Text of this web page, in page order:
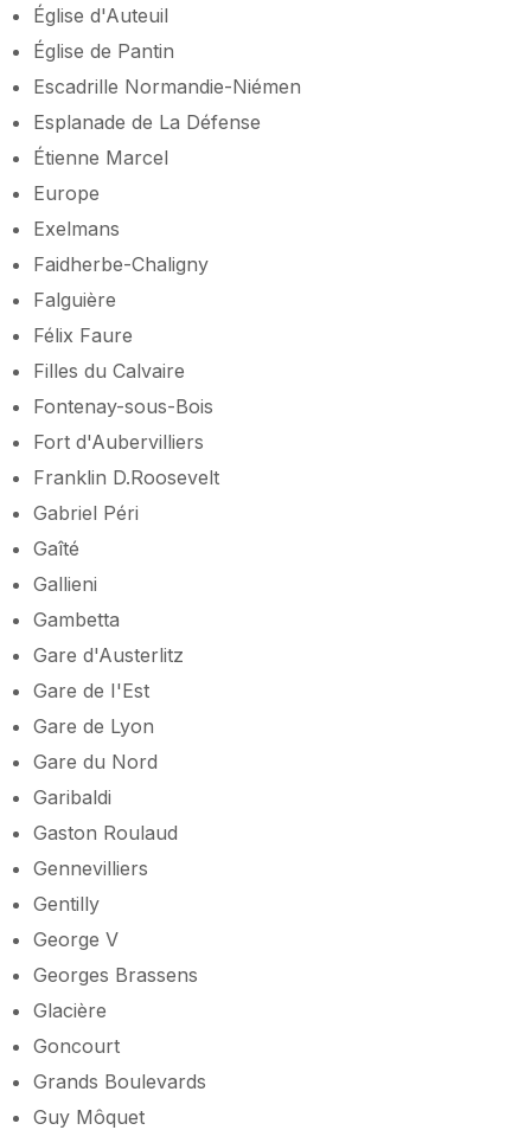
Église d'Auteuil
Église de Pantin
Escadrille Normandie-Niémen
Esplanade de La Défense
Étienne Marcel
Europe
Exelmans
Faidherbe-Chaligny
Falguière
Félix Faure
Filles du Calvaire
Fontenay-sous-Bois
Fort d'Aubervilliers
Franklin D.Roosevelt
Gabriel Péri
Gaîté
Gallieni
Gambetta
Gare d'Austerlitz
Gare de I'Est
Gare de Lyon
Gare du Nord
Garibaldi
Gaston Roulaud
Gennevilliers
Gentilly
George V
Georges Brassens
Glacière
Goncourt
Grands Boulevards
Guy Môquet